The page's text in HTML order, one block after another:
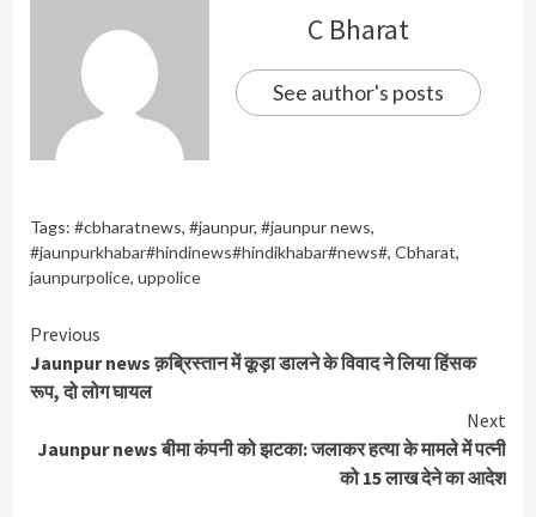
C Bharat
See author's posts
Tags: #cbharatnews, #jaunpur, #jaunpur news,
#jaunpurkhabar#hindinews#hindikhabar#news#, Cbharat,
jaunpurpolice, uppolice
Continue
Reading
Previous
Jaunpur news क़ब्रिस्तान में कूड़ा डालने के विवाद ने लिया हिंसक
रूप, दो लोग घायल
Next
Jaunpur news बीमा कंपनी को झटका: जलाकर हत्या के मामले में पत्नी
को 15 लाख देने का आदेश